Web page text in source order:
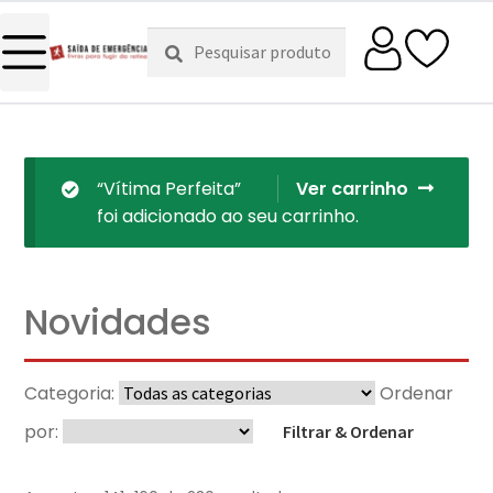
Pesquisar
por:
Pesquisa
Ver carrinho
“Vítima Perfeita”
foi adicionado ao seu carrinho.
Novidades
Categoria:
Ordenar
por:
Filtrar & Ordenar